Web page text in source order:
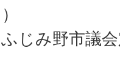
じみ野市議